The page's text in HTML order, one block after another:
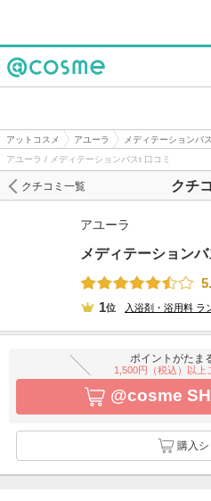
アットコスメ アユーラ メディテーションバ
アユーラ / メディテーションバスt 口コミ
クチ
クチコミ一覧
アユーラ
メディテーション
1位 入浴剤・浴用料 ラ
ポイントがたま
1,500円（税込）以上
@cosme
購入